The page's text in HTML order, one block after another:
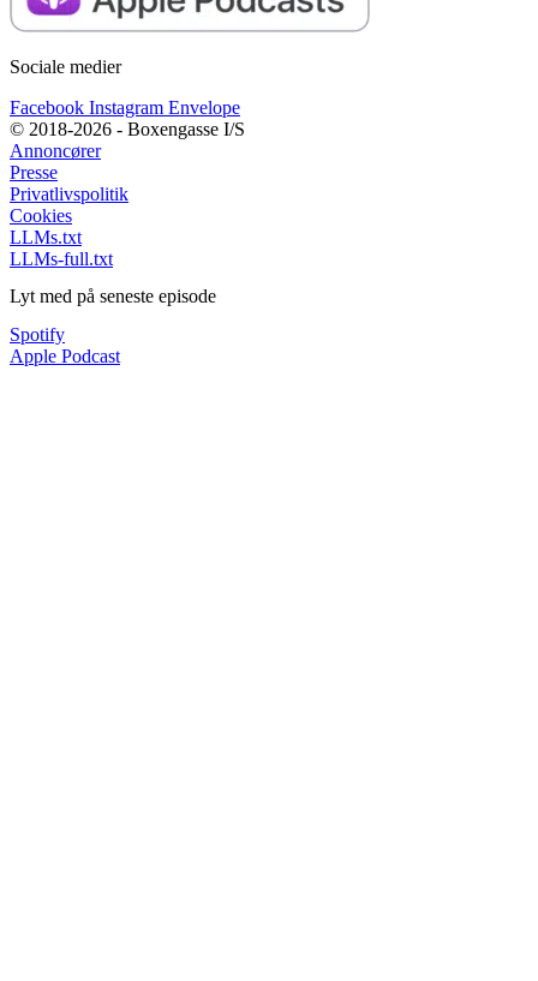
Sociale medier
Facebook Instagram Envelope
© 2018-2026 - Boxengasse I/S
Annoncører
Presse
Privatlivspolitik
Cookies
LLMs.txt
LLMs-full.txt
Lyt med på seneste episode
Spotify
Apple Podcast